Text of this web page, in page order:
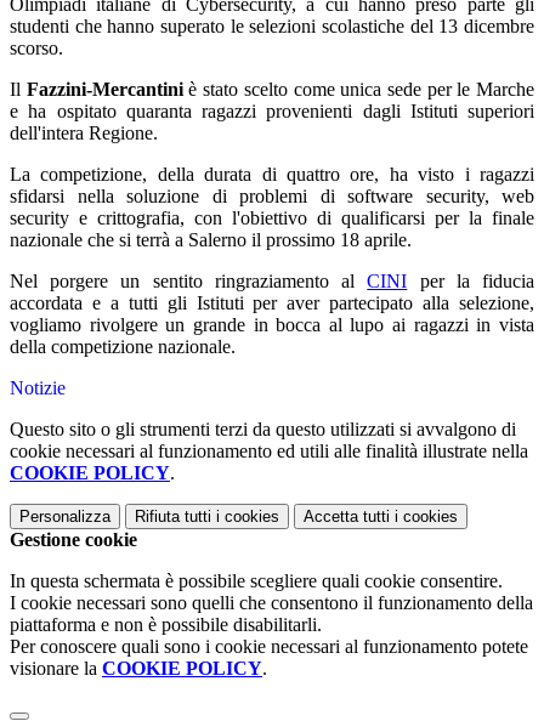
studenti che hanno superato le selezioni scolastiche del 13 dicembre
scorso.
Il Fazzini-Mercantiniè stato scelto come unica sede per le Marche
e ha ospitato quaranta ragazzi provenienti dagli Istituti superiori
dell'intera Regione.
La competizione, della durata di quattro ore, ha visto i ragazzi
sfidarsi nella soluzione di problemi di software security, web
security e crittografia, con l'obiettivo di qualificarsi per la finale
nazionale che si terrà a Salerno il prossimo 18 aprile.
Nel porgere un sentito ringraziamento alCINI per la fiducia
accordata e a tutti gli Istituti per aver partecipato alla selezione,
vogliamo rivolgere un grande in bocca al lupo ai ragazzi in vista
della competizione nazionale.
Notizie
Questo sito o gli strumenti terzi da questo utilizzati si avvalgono di
cookie necessari al funzionamento ed utili alle finalità illustrate nella
COOKIE POLICY.
Personalizza Rifiuta tutti i cookies Accetta tutti i cookies
Gestione cookie
In questa schermata è possibile scegliere quali cookie consentire.
I cookie necessari sono quelli che consentono il funzionamento della
piattaforma e non è possibile disabilitarli.
Per conoscere quali sono i cookie necessari al funzionamento potete
visionare la COOKIE POLICY.